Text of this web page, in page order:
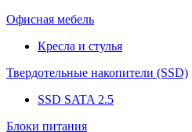
Офисная мебель
Кресла и стулья
Твердотельные накопители (SSD)
SSD SATA 2.5
Блоки питания